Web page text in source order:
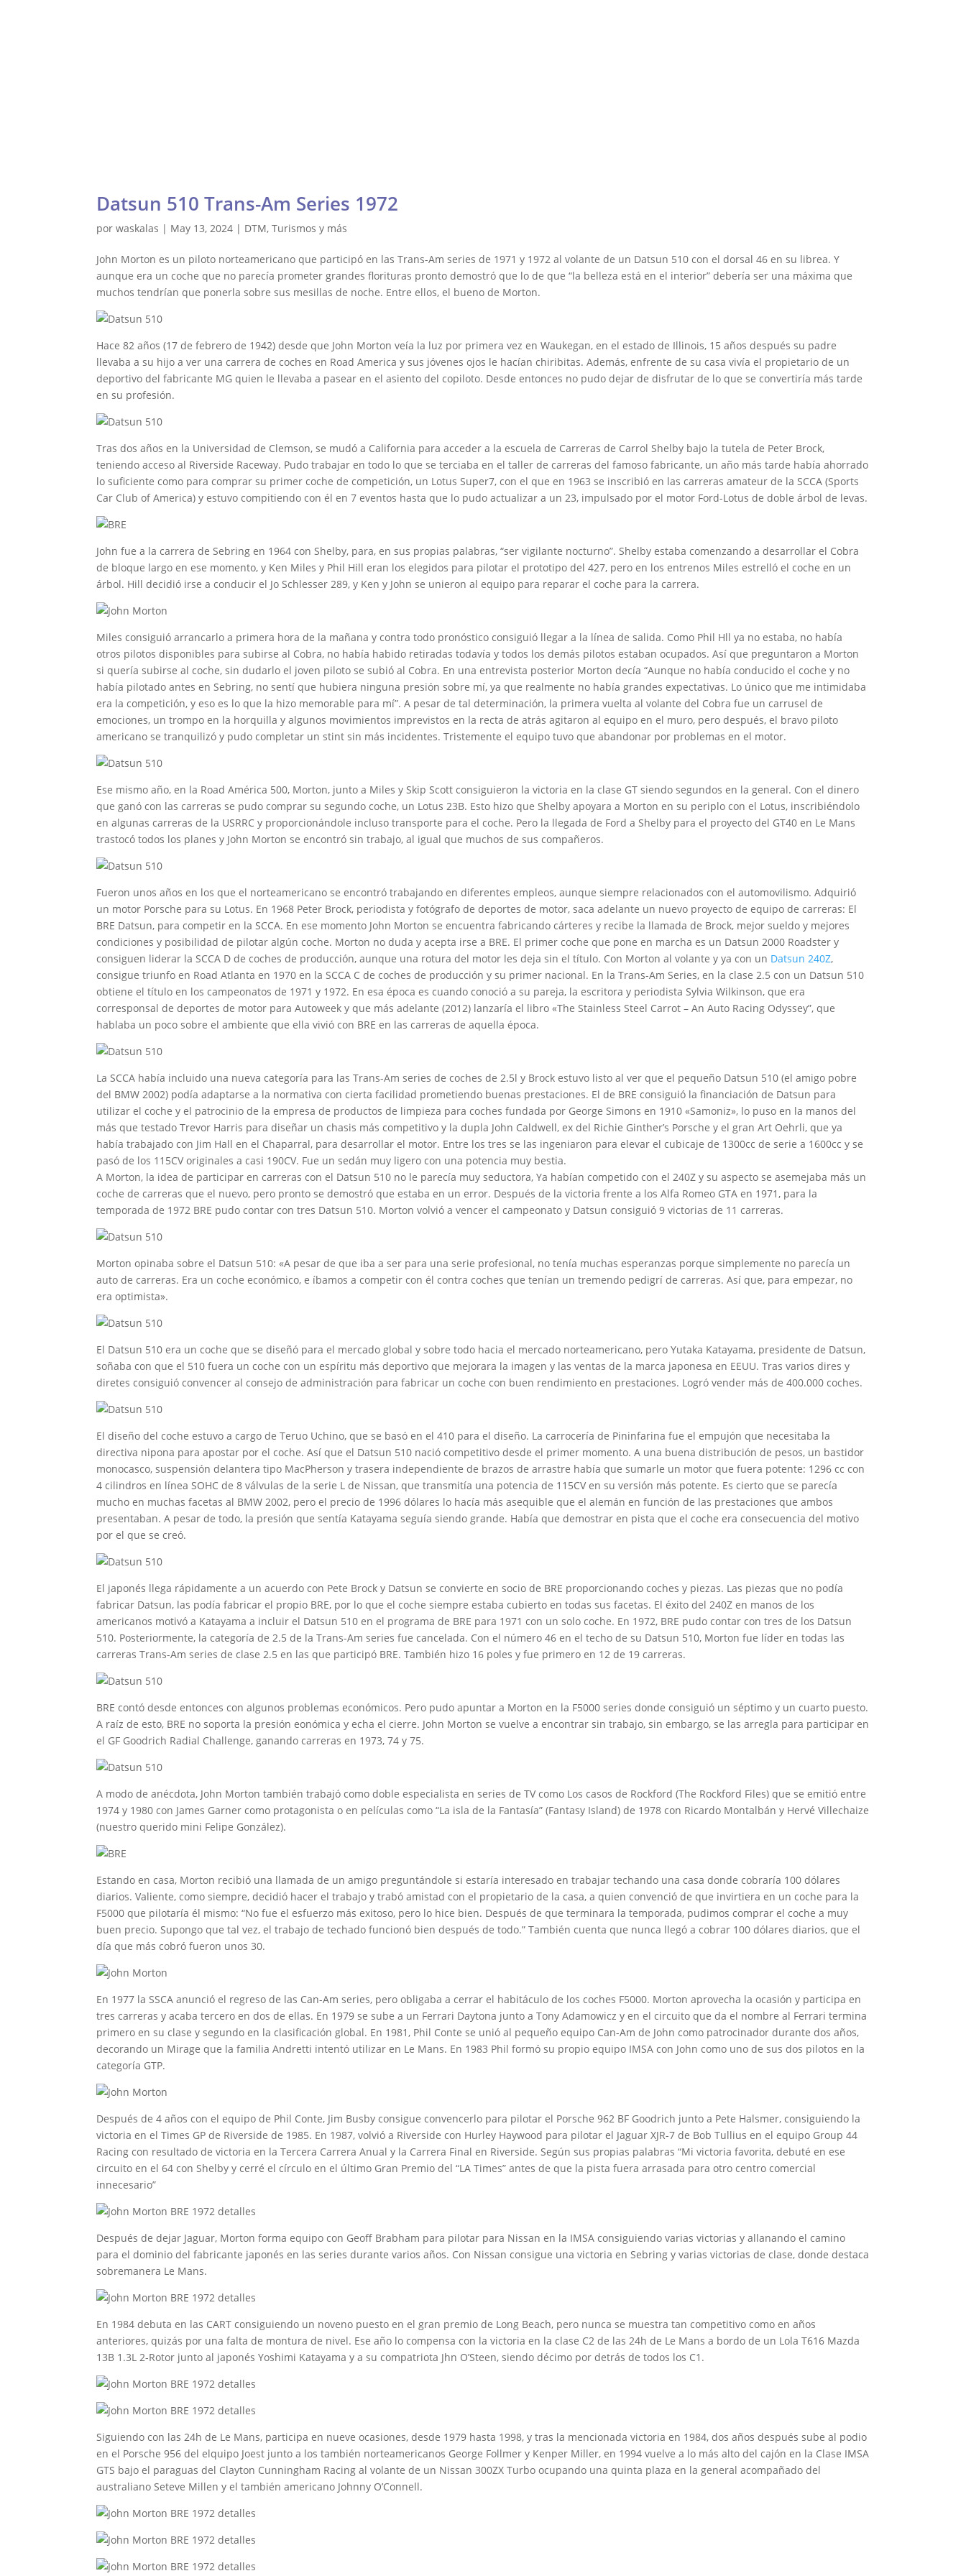
Datsun 510 Trans-Am Series 1972
porwaskalas | May 13, 2024 | DTM, Turismos y más
John Morton es un piloto norteamericano que participó en las Trans-Am series de 1971 y 1972 al volante de un Datsun 510 con el dorsal 46 en su librea. Y
aunque era un coche que no parecía prometer grandes florituras pronto demostró que lo de que “la belleza está en el interior” debería ser una máxima que
muchos tendrían que ponerla sobre sus mesillas de noche. Entre ellos, el bueno de Morton.
Hace 82 años (17 de febrero de 1942) desde que John Morton veía la luz por primera vez en Waukegan, en el estado de Illinois, 15 años después su padre
llevaba a su hijo a ver una carrera de coches en Road America y sus jóvenes ojos le hacían chiribitas. Además, enfrente de su casa vivía el propietario de un
deportivo del fabricante MG quien le llevaba a pasear en el asiento del copiloto. Desde entonces no pudo dejar de disfrutar de lo que se convertiría más tarde
en su profesión.
Tras dos años en la Universidad de Clemson, se mudó a California para acceder a la escuela de Carreras de Carrol Shelby bajo la tutela de Peter Brock,
teniendo acceso al Riverside Raceway. Pudo trabajar en todo lo que se terciaba en el taller de carreras del famoso fabricante, un año más tarde había ahorrado
lo suficiente como para comprar su primer coche de competición, un Lotus Super7, con el que en 1963 se inscribió en las carreras amateur de la SCCA (Sports
Car Club of America) y estuvo compitiendo con él en 7 eventos hasta que lo pudo actualizar a un 23, impulsado por el motor Ford-Lotus de doble árbol de levas.
John fue a la carrera de Sebring en 1964 con Shelby, para, en sus propias palabras, “ser vigilante nocturno”. Shelby estaba comenzando a desarrollar el Cobra
de bloque largo en ese momento, y Ken Miles y Phil Hill eran los elegidos para pilotar el prototipo del 427, pero en los entrenos Miles estrelló el coche en un
árbol. Hill decidió irse a conducir el Jo Schlesser 289, y Ken y John se unieron al equipo para reparar el coche para la carrera.
Miles consiguió arrancarlo a primera hora de la mañana y contra todo pronóstico consiguió llegar a la línea de salida. Como Phil Hll ya no estaba, no había
otros pilotos disponibles para subirse al Cobra, no había habido retiradas todavía y todos los demás pilotos estaban ocupados. Así que preguntaron a Morton
si quería subirse al coche, sin dudarlo el joven piloto se subió al Cobra. En una entrevista posterior Morton decía “Aunque no había conducido el coche y no
había pilotado antes en Sebring, no sentí que hubiera ninguna presión sobre mí, ya que realmente no había grandes expectativas. Lo único que me intimidaba
era la competición, y eso es lo que la hizo memorable para mí”. A pesar de tal determinación, la primera vuelta al volante del Cobra fue un carrusel de
emociones, un trompo en la horquilla y algunos movimientos imprevistos en la recta de atrás agitaron al equipo en el muro, pero después, el bravo piloto
americano se tranquilizó y pudo completar un stint sin más incidentes. Tristemente el equipo tuvo que abandonar por problemas en el motor.
Ese mismo año, en la Road América 500, Morton, junto a Miles y Skip Scott consiguieron la victoria en la clase GT siendo segundos en la general. Con el dinero
que ganó con las carreras se pudo comprar su segundo coche, un Lotus 23B. Esto hizo que Shelby apoyara a Morton en su periplo con el Lotus, inscribiéndolo
en algunas carreras de la USRRC y proporcionándole incluso transporte para el coche. Pero la llegada de Ford a Shelby para el proyecto del GT40 en Le Mans
trastocó todos los planes y John Morton se encontró sin trabajo, al igual que muchos de sus compañeros.
Fueron unos años en los que el norteamericano se encontró trabajando en diferentes empleos, aunque siempre relacionados con el automovilismo. Adquirió
un motor Porsche para su Lotus. En 1968 Peter Brock, periodista y fotógrafo de deportes de motor, saca adelante un nuevo proyecto de equipo de carreras: El
BRE Datsun, para competir en la SCCA. En ese momento John Morton se encuentra fabricando cárteres y recibe la llamada de Brock, mejor sueldo y mejores
condiciones y posibilidad de pilotar algún coche. Morton no duda y acepta irse a BRE. El primer coche que pone en marcha es un Datsun 2000 Roadster y
consiguen liderar la SCCA D de coches de producción, aunque una rotura del motor les deja sin el título. Con Morton al volante y ya con un Datsun 240Z,
consigue triunfo en Road Atlanta en 1970 en la SCCA C de coches de producción y su primer nacional. En la Trans-Am Series, en la clase 2.5 con un Datsun 510
obtiene el título en los campeonatos de 1971 y 1972. En esa época es cuando conoció a su pareja, la escritora y periodista Sylvia Wilkinson, que era
corresponsal de deportes de motor para Autoweek y que más adelante (2012) lanzaría el libro «The Stainless Steel Carrot – An Auto Racing Odyssey”, que
hablaba un poco sobre el ambiente que ella vivió con BRE en las carreras de aquella época.
La SCCA había incluido una nueva categoría para las Trans-Am series de coches de 2.5l y Brock estuvo listo al ver que el pequeño Datsun 510 (el amigo pobre
del BMW 2002) podía adaptarse a la normativa con cierta facilidad prometiendo buenas prestaciones. El de BRE consiguió la financiación de Datsun para
utilizar el coche y el patrocinio de la empresa de productos de limpieza para coches fundada por George Simons en 1910 «Samoniz», lo puso en la manos del
más que testado Trevor Harris para diseñar un chasis más competitivo y la dupla John Caldwell, ex del Richie Ginther’s Porsche y el gran Art Oehrli, que ya
había trabajado con Jim Hall en el Chaparral, para desarrollar el motor. Entre los tres se las ingeniaron para elevar el cubicaje de 1300cc de serie a 1600cc y se
pasó de los 115CV originales a casi 190CV. Fue un sedán muy ligero con una potencia muy bestia.
A Morton, la idea de participar en carreras con el Datsun 510 no le parecía muy seductora, Ya habían competido con el 240Z y su aspecto se asemejaba más un
coche de carreras que el nuevo, pero pronto se demostró que estaba en un error. Después de la victoria frente a los Alfa Romeo GTA en 1971, para la
temporada de 1972 BRE pudo contar con tres Datsun 510. Morton volvió a vencer el campeonato y Datsun consiguió 9 victorias de 11 carreras.
Morton opinaba sobre el Datsun 510: «A pesar de que iba a ser para una serie profesional, no tenía muchas esperanzas porque simplemente no parecía un
auto de carreras. Era un coche económico, e íbamos a competir con él contra coches que tenían un tremendo pedigrí de carreras. Así que, para empezar, no
era optimista».
El Datsun 510 era un coche que se diseñó para el mercado global y sobre todo hacia el mercado norteamericano, pero Yutaka Katayama, presidente de Datsun,
soñaba con que el 510 fuera un coche con un espíritu más deportivo que mejorara la imagen y las ventas de la marca japonesa en EEUU. Tras varios dires y
diretes consiguió convencer al consejo de administración para fabricar un coche con buen rendimiento en prestaciones. Logró vender más de 400.000 coches.
El diseño del coche estuvo a cargo de Teruo Uchino, que se basó en el 410 para el diseño. La carrocería de Pininfarina fue el empujón que necesitaba la
directiva nipona para apostar por el coche. Así que el Datsun 510 nació competitivo desde el primer momento. A una buena distribución de pesos, un bastidor
monocasco, suspensión delantera tipo MacPherson y trasera independiente de brazos de arrastre había que sumarle un motor que fuera potente: 1296 cc con
4 cilindros en línea SOHC de 8 válvulas de la serie L de Nissan, que transmitía una potencia de 115CV en su versión más potente. Es cierto que se parecía
mucho en muchas facetas al BMW 2002, pero el precio de 1996 dólares lo hacía más asequible que el alemán en función de las prestaciones que ambos
presentaban. A pesar de todo, la presión que sentía Katayama seguía siendo grande. Había que demostrar en pista que el coche era consecuencia del motivo
por el que se creó.
El japonés llega rápidamente a un acuerdo con Pete Brock y Datsun se convierte en socio de BRE proporcionando coches y piezas. Las piezas que no podía
fabricar Datsun, las podía fabricar el propio BRE, por lo que el coche siempre estaba cubierto en todas sus facetas. El éxito del 240Z en manos de los
americanos motivó a Katayama a incluir el Datsun 510 en el programa de BRE para 1971 con un solo coche. En 1972, BRE pudo contar con tres de los Datsun
510. Posteriormente, la categoría de 2.5 de la Trans-Am series fue cancelada. Con el número 46 en el techo de su Datsun 510, Morton fue líder en todas las
carreras Trans-Am series de clase 2.5 en las que participó BRE. También hizo 16 poles y fue primero en 12 de 19 carreras.
BRE contó desde entonces con algunos problemas económicos. Pero pudo apuntar a Morton en la F5000 series donde consiguió un séptimo y un cuarto puesto.
A raíz de esto, BRE no soporta la presión eonómica y echa el cierre. John Morton se vuelve a encontrar sin trabajo, sin embargo, se las arregla para participar en
el GF Goodrich Radial Challenge, ganando carreras en 1973, 74 y 75.
A modo de anécdota, John Morton también trabajó como doble especialista en series de TV como Los casos de Rockford (The Rockford Files) que se emitió entre
1974 y 1980 con James Garner como protagonista o en películas como “La isla de la Fantasía” (Fantasy Island) de 1978 con Ricardo Montalbán y Hervé Villechaize
(nuestro querido mini Felipe González).
Estando en casa, Morton recibió una llamada de un amigo preguntándole si estaría interesado en trabajar techando una casa donde cobraría 100 dólares
diarios. Valiente, como siempre, decidió hacer el trabajo y trabó amistad con el propietario de la casa, a quien convenció de que invirtiera en un coche para la
F5000 que pilotaría él mismo: “No fue el esfuerzo más exitoso, pero lo hice bien. Después de que terminara la temporada, pudimos comprar el coche a muy
buen precio. Supongo que tal vez, el trabajo de techado funcionó bien después de todo.” También cuenta que nunca llegó a cobrar 100 dólares diarios, que el
día que más cobró fueron unos 30.
En 1977 la SSCA anunció el regreso de las Can-Am series, pero obligaba a cerrar el habitáculo de los coches F5000. Morton aprovecha la ocasión y participa en
tres carreras y acaba tercero en dos de ellas. En 1979 se sube a un Ferrari Daytona junto a Tony Adamowicz y en el circuito que da el nombre al Ferrari termina
primero en su clase y segundo en la clasificación global. En 1981, Phil Conte se unió al pequeño equipo Can-Am de John como patrocinador durante dos años,
decorando un Mirage que la familia Andretti intentó utilizar en Le Mans. En 1983 Phil formó su propio equipo IMSA con John como uno de sus dos pilotos en la
categoría GTP.
Después de 4 años con el equipo de Phil Conte, Jim Busby consigue convencerlo para pilotar el Porsche 962 BF Goodrich junto a Pete Halsmer, consiguiendo la
victoria en el Times GP de Riverside de 1985. En 1987, volvió a Riverside con Hurley Haywood para pilotar el Jaguar XJR-7 de Bob Tullius en el equipo Group 44
Racing con resultado de victoria en la Tercera Carrera Anual y la Carrera Final en Riverside. Según sus propias palabras “Mi victoria favorita, debuté en ese
circuito en el 64 con Shelby y cerré el círculo en el último Gran Premio del “LA Times” antes de que la pista fuera arrasada para otro centro comercial
innecesario”
Después de dejar Jaguar, Morton forma equipo con Geoff Brabham para pilotar para Nissan en la IMSA consiguiendo varias victorias y allanando el camino
para el dominio del fabricante japonés en las series durante varios años. Con Nissan consigue una victoria en Sebring y varias victorias de clase, donde destaca
sobremanera Le Mans.
En 1984 debuta en las CART consiguiendo un noveno puesto en el gran premio de Long Beach, pero nunca se muestra tan competitivo como en años
anteriores, quizás por una falta de montura de nivel. Ese año lo compensa con la victoria en la clase C2 de las 24h de Le Mans a bordo de un Lola T616 Mazda
13B 1.3L 2-Rotor junto al japonés Yoshimi Katayama y a su compatriota Jhn O’Steen, siendo décimo por detrás de todos los C1.
Siguiendo con las 24h de Le Mans, participa en nueve ocasiones, desde 1979 hasta 1998, y tras la mencionada victoria en 1984, dos años después sube al podio
en el Porsche 956 del elquipo Joest junto a los también norteamericanos George Follmer y Kenper Miller, en 1994 vuelve a lo más alto del cajón en la Clase IMSA
GTS bajo el paraguas del Clayton Cunningham Racing al volante de un Nissan 300ZX Turbo ocupando una quinta plaza en la general acompañado del
australiano Seteve Millen y el también americano Johnny O’Connell.